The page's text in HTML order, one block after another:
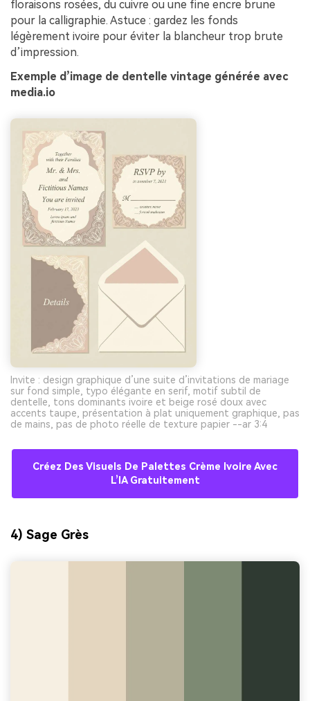
floraisons rosées, du cuivre ou une fine encre brune
pour la calligraphie. Astuce : gardez les fonds
légèrement ivoire pour éviter la blancheur trop brute
d’impression.
Exemple d’image de dentelle vintage générée avec
media.io
Invite : design graphique d’une suite d’invitations de mariage
sur fond simple, typo élégante en serif, motif subtil de
dentelle, tons dominants ivoire et beige rosé doux avec
accents taupe, présentation à plat uniquement graphique, pas
de mains, pas de photo réelle de texture papier --ar 3:4
Créez Des Visuels De Palettes Crème Ivoire Avec
L’IA Gratuitement
4) Sage Grès